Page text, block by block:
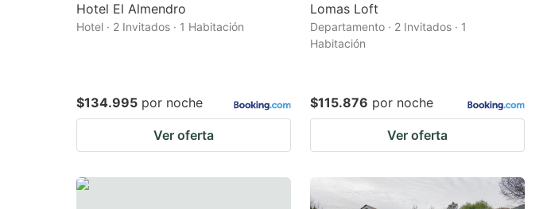
Hotel El Almendro
Hotel · 2 Invitados · 1 Habitación
$134.995 por noche
Ver oferta
Lomas Loft
Departamento · 2 Invitados · 1
Habitación
$115.876 por noche
Ver oferta